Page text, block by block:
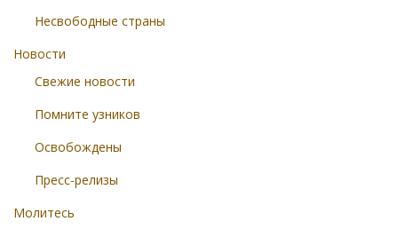
Несвободные страны
Новости
Свежие новости
Помните узников
Освобождены
Пресс-релизы
Молитесь